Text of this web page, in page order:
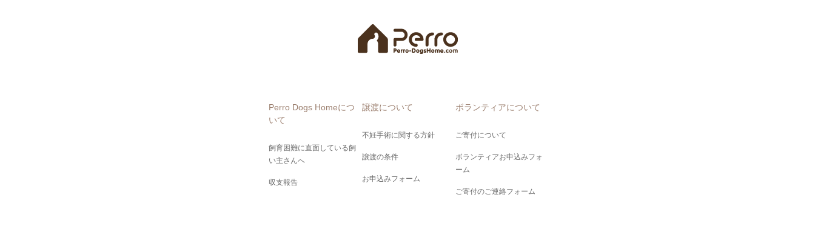
Perro Dogs Homeにつ
いて
飼育困難に直面している飼
い主さんへ
収支報告
譲渡について
不妊手術に関する方針
譲渡の条件
お申込みフォーム
ボランティアについて
ご寄付について
ボランティアお申込みフォ
ーム
ご寄付のご連絡フォーム